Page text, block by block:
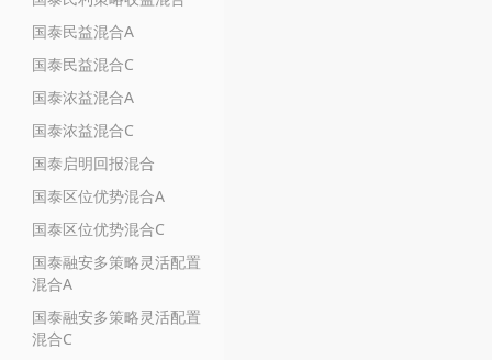
国泰民益混合A
国泰民益混合C
国泰浓益混合A
国泰浓益混合C
国泰启明回报混合
国泰区位优势混合A
国泰区位优势混合C
国泰融安多策略灵活配置
混合A
国泰融安多策略灵活配置
混合C